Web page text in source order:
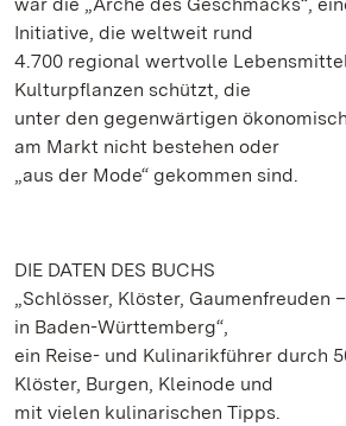
Initiative, die weltweit rund
4.700 regional wertvolle
Kulturpflanzen schützt, die
unter den gegenwärtigen
am Markt nicht bestehen oder
„aus der Mode“ gekommen sind.
DIE DATEN DES BUCHS
„Schlösser, Klöster, Gaumenfreuden
in Baden-Württemberg“,
ein Reise- und Kulinarikführer durch
Klöster, Burgen, Kleinode und
mit vielen kulinarischen Tipps.